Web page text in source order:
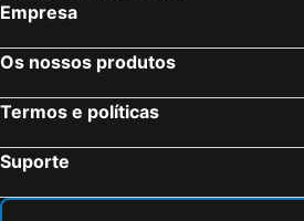
Empresa
Os nossos produtos
Termos e políticas
Suporte